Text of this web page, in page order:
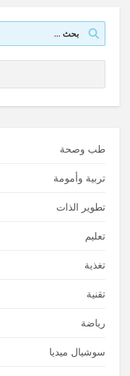
طب وصحة
تربية وأمومة
تطوير الذات
تعليم
تغذية
تقنية
رياضة
سوشيال ميديا